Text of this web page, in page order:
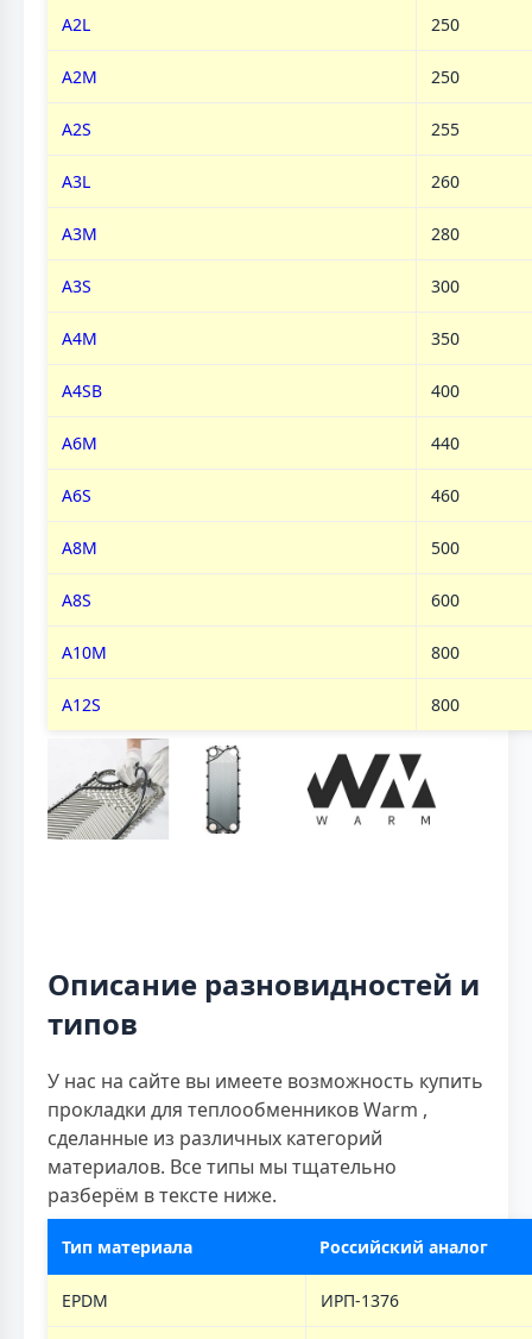
A2L 250
A2M 250
A2S 255
A3L 260
A3M 280
A3S 300
A4M 350
A4SB 400
A6M 440
A6S 460
A8M 500
A8S 600
A10M 800
A12S 800
Описание разновидностей и
типов
У нас на сайте вы имеете возможность купить
прокладки для теплообменников Warm ,
сделанные из различных категорий
материалов. Все типы мы тщательно
разберём в тексте ниже.
Тип материала Российский аналог
EPDM ИРП-1376